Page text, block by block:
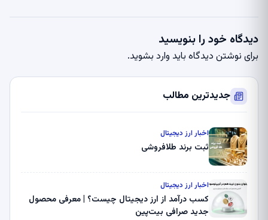
دیدگاه خود را بنویسید
برای نوشتن دیدگاه باید وارد بشوید.
جدیدترین مطالب
اخبار ارز دیجیتال
ثبت برند طلافروشی
اخبار ارز دیجیتال
کسب درآمد از ارز دیجیتال چیست؟ | معرفی محصول
جدید صرافی بیت‌پین